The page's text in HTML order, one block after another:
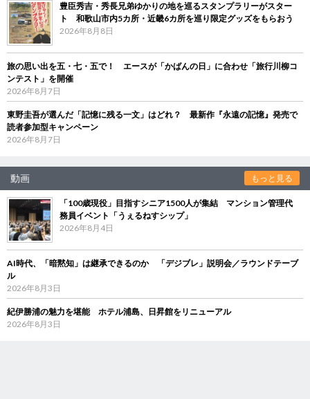
豊臣秀吉・秀長兄弟ゆかりの地を巡るスタンプラリーがスター
ト 和歌山市内5カ所・近畿6カ所を巡り限定グッズをもらおう
2026年8月8日
旅の思い出を五・七・五で！ エースが「かばんの日」に合わせ「旅行川柳コ
ンテスト」を開催
2026年8月7日
東野圭吾が選んだ「記憶に残る一文」はどれ？ 最新作『永遠の記憶』発売で
読者参加型キャンペーン
2026年8月7日
動画 もっと見る
「100歳現役」目指すシニア1500人が集結 マンション管理代
務員イベント「うぇるねすシップ」
2026年8月4日
AI時代、「暗黙知」は継承できるのか 「デジブレ」説明会／ラウンドテーブ
ル
2026年8月3日
紀伊勝浦の魅力を堪能 ホテル浦島、日昇館をリニューアル
2026年8月3日